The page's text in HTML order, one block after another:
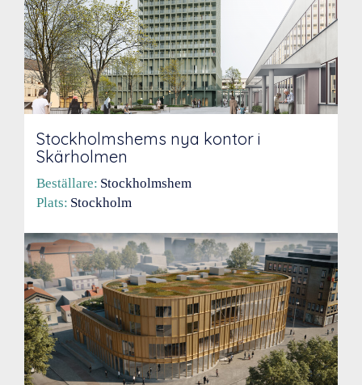
Stockholmshems nya kontor i
Skärholmen
Beställare: Stockholmshem
Plats: Stockholm